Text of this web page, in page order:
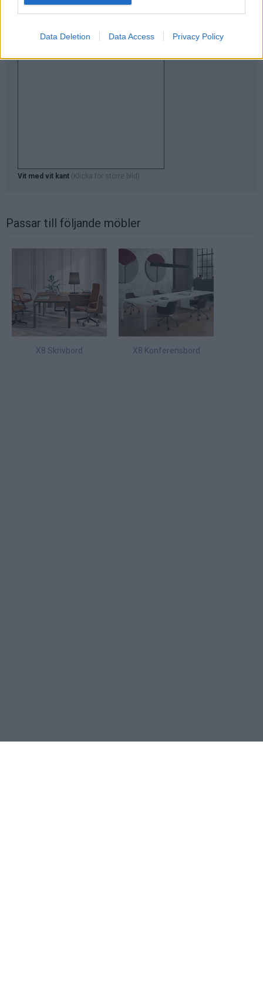
Data Deletion Data Access Privacy Policy
Vit med vit kant (Klicka för större bild)
Passar till följande möbler
X8 Skrivbord X8 Konferensbord